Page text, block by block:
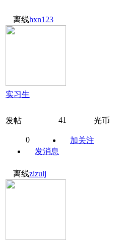
离线hxn123
实习生
发帖 41 光币
0
加关注
发消息
离线zizulj